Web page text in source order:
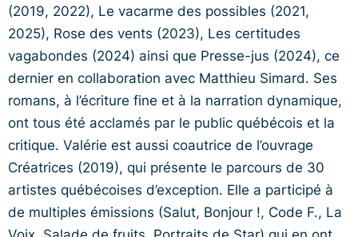
(2019, 2022), Le vacarme des possibles (2021,
2025), Rose des vents (2023), Les certitudes
vagabondes (2024) ainsi que Presse-jus (2024), ce
dernier en collaboration avec Matthieu Simard. Ses
romans, à l’écriture fine et à la narration dynamique,
ont tous été acclamés par le public québécois et la
critique. Valérie est aussi coautrice de l’ouvrage
Créatrices (2019), qui présente le parcours de 30
artistes québécoises d’exception. Elle a participé à
de multiples émissions (Salut, Bonjour !, Code F., La